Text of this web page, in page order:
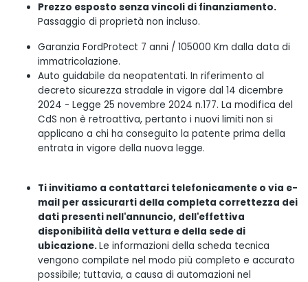
Prezzo esposto senza vincoli di finanziamento.
Passaggio di proprietà non incluso.
Garanzia FordProtect 7 anni / 105000 Km dalla data di
immatricolazione.
Auto guidabile da neopatentati. In riferimento al
decreto sicurezza stradale in vigore dal 14 dicembre
2024 - Legge 25 novembre 2024 n.177. La modifica del
CdS non è retroattiva, pertanto i nuovi limiti non si
applicano a chi ha conseguito la patente prima della
entrata in vigore della nuova legge.
Ti invitiamo a contattarci telefonicamente o via e-
mail per assicurarti della completa correttezza dei
dati presenti nell'annuncio, dell'effettiva
disponibilità della vettura e della sede di
ubicazione.Le informazioni della scheda tecnica
vengono compilate nel modo più completo e accurato
possibile; tuttavia, a causa di automazioni nel